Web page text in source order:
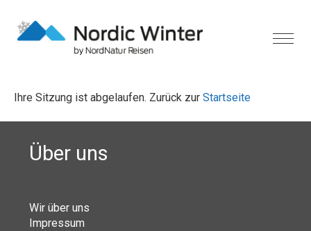
Ihre Sitzung ist abgelaufen. Zurück zur Startseite
Über uns
Wir über uns
Impressum